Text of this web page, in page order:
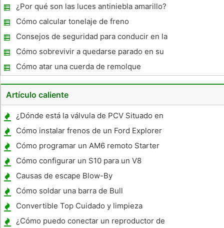
principal soplada
¿Por qué son las luces antiniebla amarillo?
Cómo calcular tonelaje de freno
Consejos de seguridad para conducir en la
nieve
Cómo sobrevivir a quedarse parado en su
coche en el desierto en el verano
Cómo atar una cuerda de remolque
Artículo caliente
¿Dónde está la válvula de PCV Situado en
un Toyota Corolla 2003 ?
Cómo instalar frenos de un Ford Explorer
1997
Cómo programar un AM6 remoto Starter
Cómo configurar un S10 para un V8
Causas de escape Blow-By
Cómo soldar una barra de Bull
Convertible Top Cuidado y limpieza
¿Cómo puedo conectar un reproductor de